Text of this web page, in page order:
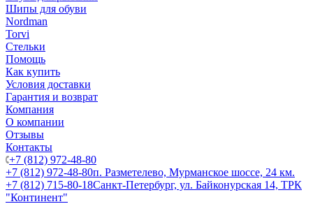
Шипы для обуви
Nordman
Torvi
Стельки
Помощь
Как купить
Условия доставки
Гарантия и возврат
Компания
О компании
Отзывы
Контакты
+7 (812) 972-48-80
+7 (812) 972-48-80п. Разметелево, Мурманское шоссе, 24 км.
+7 (812) 715-80-18Санкт-Петербург, ул. Байконурская 14, ТРК
"Континент"